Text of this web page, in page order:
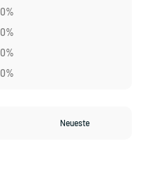
0%
0%
0%
0%